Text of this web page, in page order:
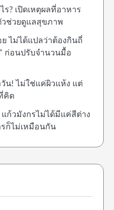
ร? เปิดเหตุผลที่อาหาร
วช่วยดูแลสุขภาพ
ไม่ได้แปลว่าต้องกินถี่
ก่อนปรับจำนวนมื้อ
น! ไม่ใช่แค่ผิวแห้ง แต่
คิด
ก้วมังกรไม่ได้มีแค่สีต่าง
ก็ไม่เหมือนกัน